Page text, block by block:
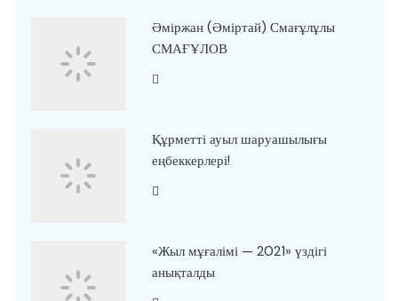
Әміржан (Әміртай) Смағұлұлы
СМАҒҰЛОВ
Құрметті ауыл шаруашылығы
еңбеккерлері!
«Жыл мұғалімі — 2021» үздігі
анықталды